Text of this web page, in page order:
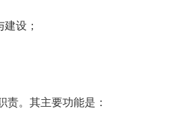
设；
责。其主要功能是：